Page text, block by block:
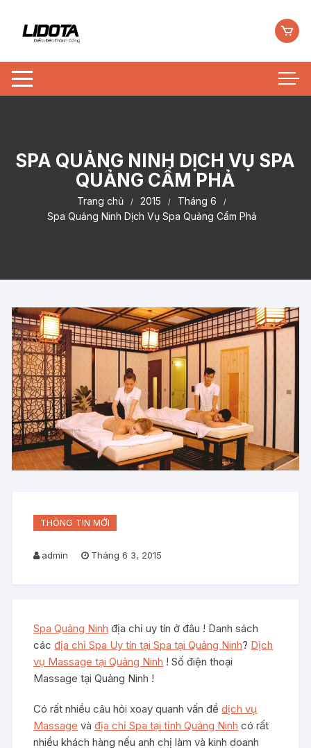
SPA QUẢNG NINH DỊCH VỤ SPA
QUẢNG CẨM PHẢ
Trang chủ 2015
Tháng 6
Spa Quảng Ninh Dịch Vụ Spa Quảng Cẩm Phả
THÔNG TIN MỚI
admin Tháng 6 3, 2015
Spa Quảng Ninh địa chỉ uy tín ở đâu ! Danh sách
cácđịa chỉ Spa Uy tín tại Spa tại Quảng Ninh? Dịch
vụ Massage tại Quảng Ninh ! Số điện thoại
Massage tại Quảng Ninh !
Có rất nhiều câu hỏi xoay quanh vấn đềdịch vụ
Massage vàđịa chỉ Spa tại tỉnh Quảng Ninh có rất
nhiều khách hàng nếu anh chị làm và kinh doanh